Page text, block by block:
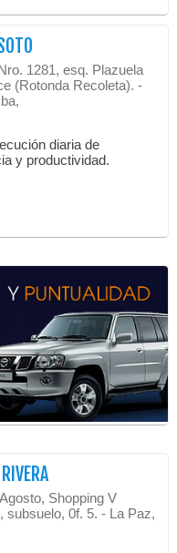
1281, esq. Plazuela
(Rotonda Recoleta). -
diaria de
y productividad.
Shopping V
subsuelo, 0f. 5. - La Paz,